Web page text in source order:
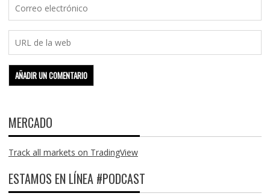
MERCADO
Track all markets on TradingView
ESTAMOS EN LÍNEA #PODCAST